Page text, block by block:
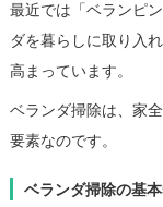
最近では「ベランピ
ダを暮らしに取り入
高まっています。
ベランダ掃除は、家
要素なのです。
ベランダ掃除の基